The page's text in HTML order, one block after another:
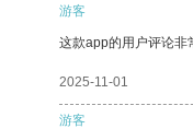
游客
这款app的用户评论非
2025-11-01
游客